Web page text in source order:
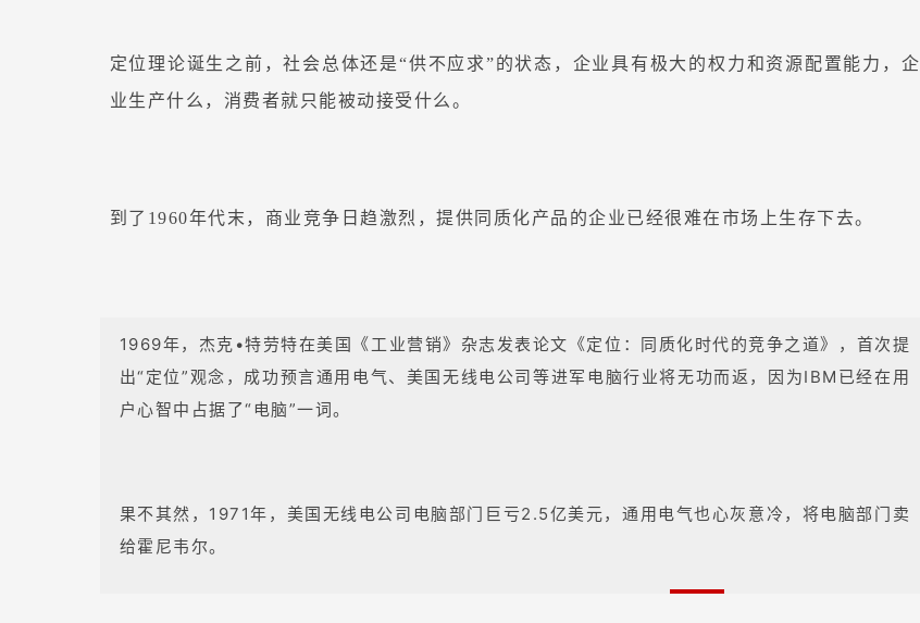
定位理论诞生之前，社会总体还是“供不应求”的状态，企业具有极大的权力和资源配置能力，企
业生产什么，消费者就只能被动接受什么。
到了1960年代末，商业竞争日趋激烈，提供同质化产品的企业已经很难在市场上生存下去。
1969年，杰克•特劳特在美国《工业营销》杂志发表论文《定位：同质化时代的竞争之道》，首次提
出“定位”观念，成功预言通用电气、美国无线电公司等进军电脑行业将无功而返，因为IBM已经在用
户心智中占据了“电脑”一词。
果不其然，1971年，美国无线电公司电脑部门巨亏2.5亿美元，通用电气也心灰意冷，将电脑部门卖
给霍尼韦尔。